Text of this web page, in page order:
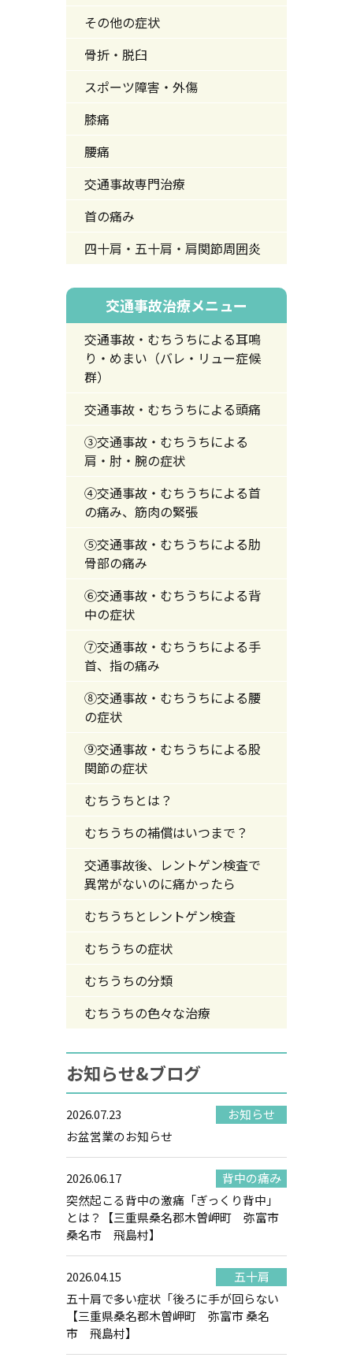
その他の症状
骨折・脱臼
スポーツ障害・外傷
膝痛
腰痛
交通事故専門治療
首の痛み
四十肩・五十肩・肩関節周囲炎
交通事故治療メニュー
交通事故・むちうちによる耳鳴
り・めまい（バレ・リュー症候
群）
交通事故・むちうちによる頭痛
③交通事故・むちうちによる
肩・肘・腕の症状
④交通事故・むちうちによる首
の痛み、筋肉の緊張
⑤交通事故・むちうちによる肋
骨部の痛み
⑥交通事故・むちうちによる背
中の症状
⑦交通事故・むちうちによる手
首、指の痛み
⑧交通事故・むちうちによる腰
の症状
⑨交通事故・むちうちによる股
関節の症状
むちうちとは？
むちうちの補償はいつまで？
交通事故後、レントゲン検査で
異常がないのに痛かったら
むちうちとレントゲン検査
むちうちの症状
むちうちの分類
むちうちの色々な治療
お知らせ&ブログ
2026.07.23
お知らせ
お盆営業のお知らせ
2026.06.17
背中の痛み
突然起こる背中の激痛「ぎっくり背中」
とは？【三重県桑名郡木曽岬町 弥富市
桑名市 飛島村】
2026.04.15
五十肩
五十肩で多い症状「後ろに手が回らない
【三重県桑名郡木曽岬町 弥富市 桑名
市 飛島村】